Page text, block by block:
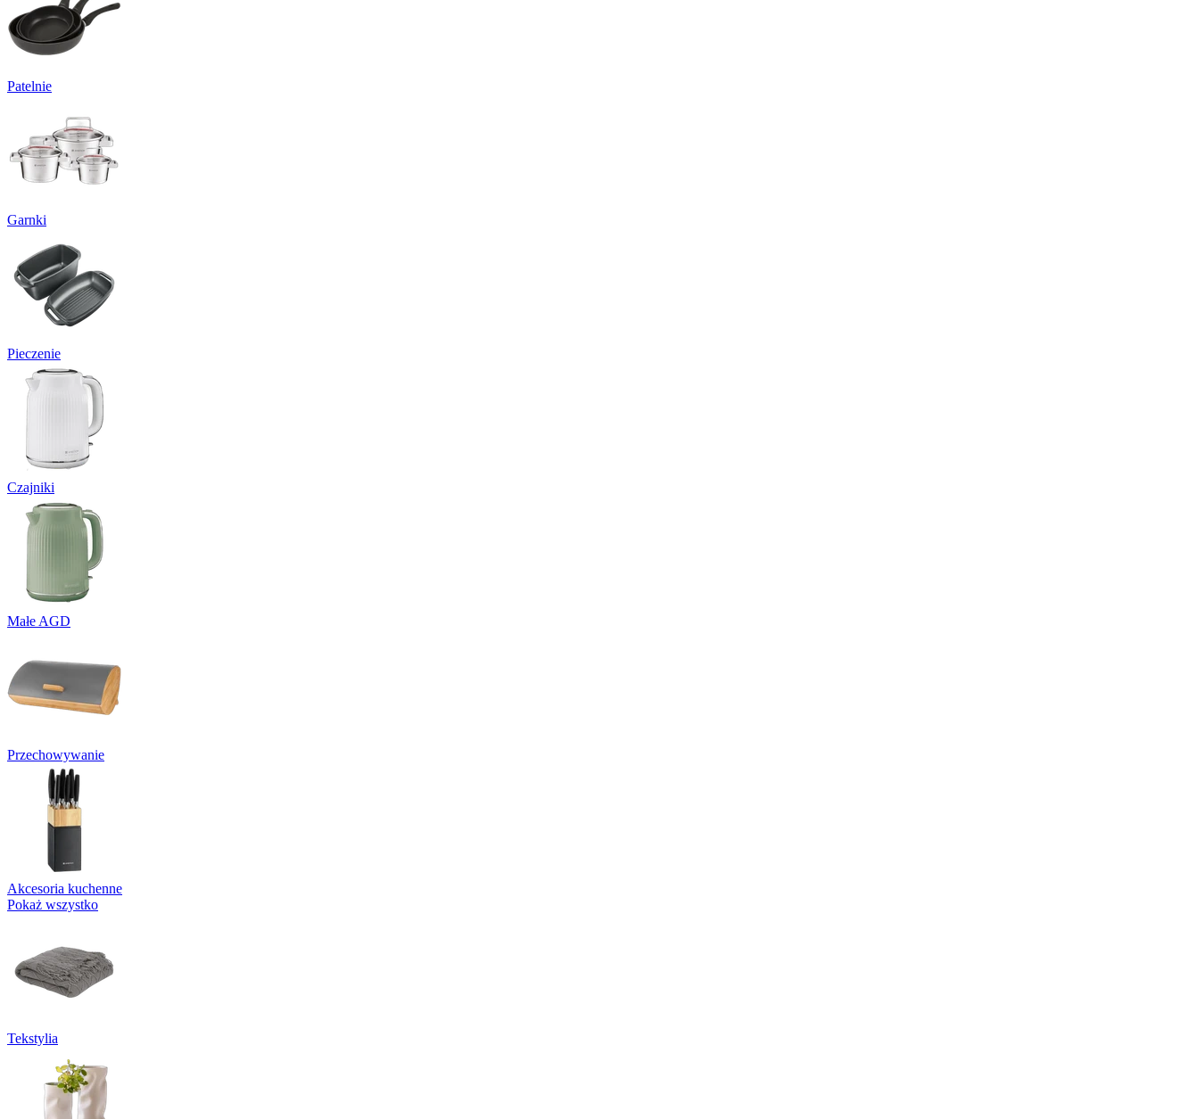
Patelnie
Garnki
Pieczenie
Czajniki
Małe AGD
Przechowywanie
Akcesoria kuchenne
Pokaż wszystko
Tekstylia